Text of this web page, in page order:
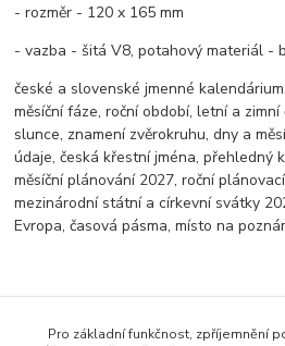
- rozměr - 120 x 165 mm
- vazba - šitá V8, potahový materiál -
české a slovenské jmenné
měsíční fáze, roční období, letní a
slunce, znamení zvěrokruhu, dny a
údaje, česká křestní jména, přehledný
měsíční plánování 2027, roční
mezinárodní státní a církevní svátky
Evropa, časová pásma, místo na
Pro základní funkčnost, zpříjemnění